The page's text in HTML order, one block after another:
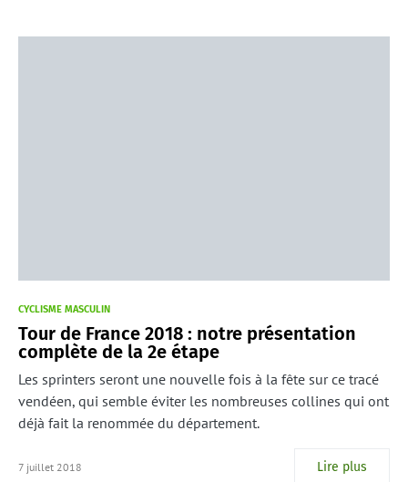
CYCLISME MASCULIN
Tour de France 2018 : notre présentation
complète de la 2e étape
Les sprinters seront une nouvelle fois à la fête sur ce tracé
vendéen, qui semble éviter les nombreuses collines qui ont
déjà fait la renommée du département.
7 juillet 2018 Lire plus